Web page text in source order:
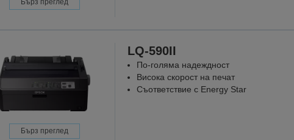
Бърз преглед
Бърз преглед
LQ-590II
По-голяма надеждност
Висока скорост на печат
Съответствие с Energy Star